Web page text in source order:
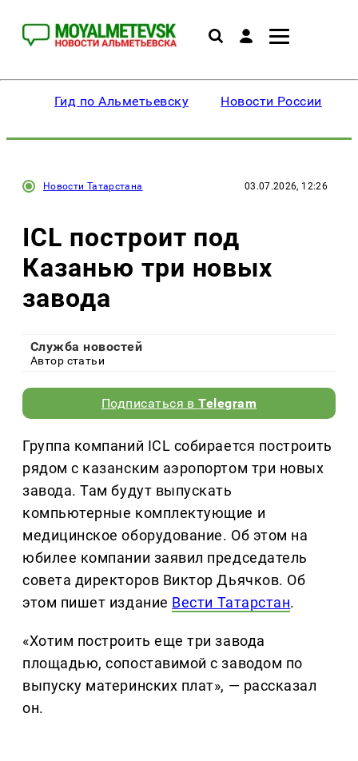
Гид по Альметьевску Новости России
Новости Татарстана 03.07.2026, 12:26
ICL построит под
Казанью три новых
завода
Служба новостей
Автор статьи
Подписаться вTelegram
Группа компаний ICL собирается построить
рядом с казанским аэропортом три новых
завода. Там будут выпускать
компьютерные комплектующие и
медицинское оборудование. Об этом на
юбилее компании заявил председатель
совета директоров Виктор Дьячков. Об
этом пишет издание Вести Татарстан.
«Хотим построить еще три завода
площадью, сопоставимой с заводом по
выпуску материнских плат», — рассказал
он.